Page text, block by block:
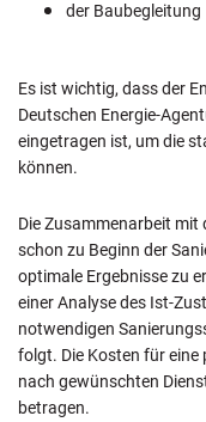
der Baubegleitung
Es ist wichtig, dass der
Deutschen Energie-
eingetragen ist, um die
können.
Die Zusammenarbeit mit
schon zu Beginn der
optimale Ergebnisse zu
einer Analyse des Ist-
notwendigen
folgt. Die Kosten für eine
nach gewünschten
betragen.